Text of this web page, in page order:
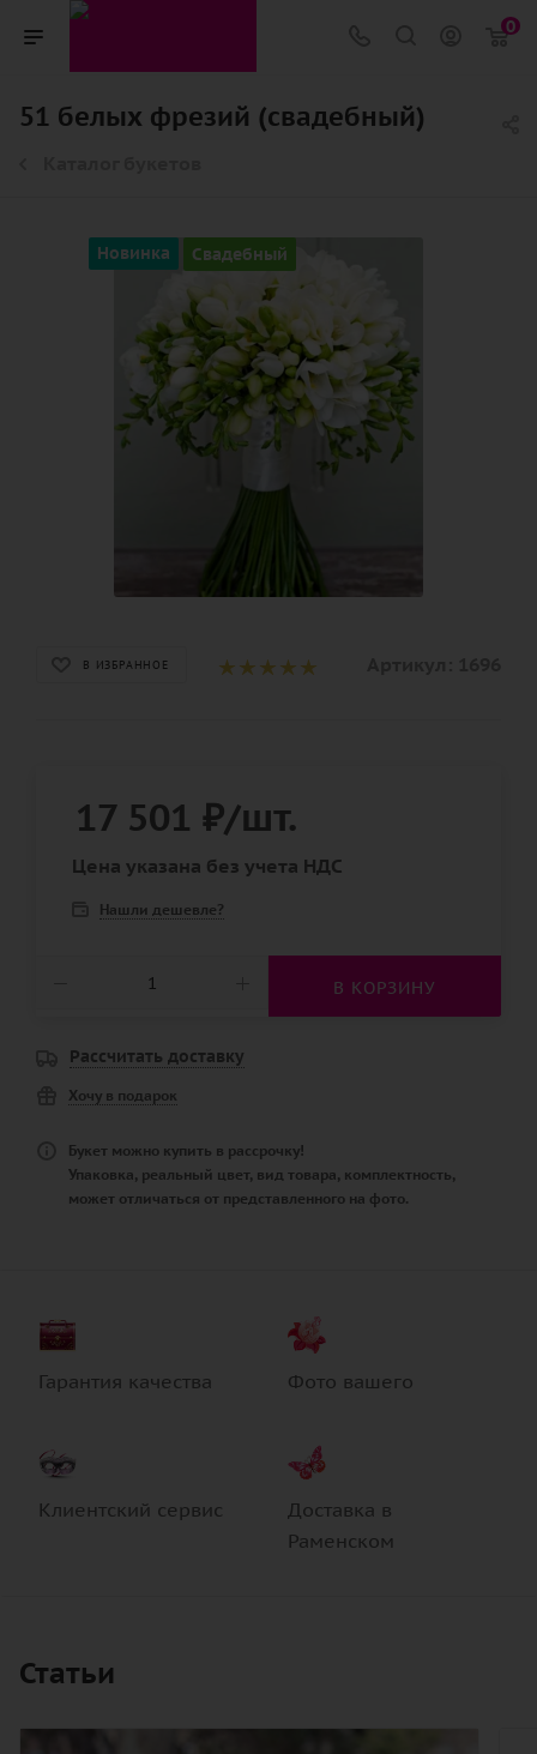
0
51 белых фрезий (свадебный)
Новинка Свадебный
В ИЗБРАННОЕ
17 501 ₽/шт.
Цена указана без учета НДС
Нашли дешевле?
В КОРЗИНУ
Рассчитать доставку
Хочу в подарок
Букет можно купить в рассрочку!
Упаковка, реальный цвет, вид товара, комплектность,
может отличаться от представленного на фото.
Гарантия качества Фото вашего
Клиентский сервис
Доставка в
Раменском
Статьи